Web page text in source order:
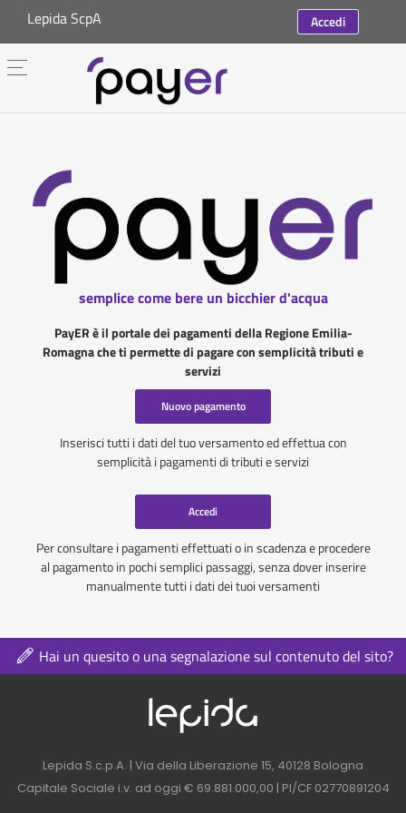
Lepida ScpA Accedi
semplice come bere un bicchier d'acqua
PayER è il portale dei pagamenti della Regione Emilia-
Romagna che ti permette di pagare con semplicità tributi e
servizi
Nuovo pagamento
Inserisci tutti i dati del tuo versamento ed effettua con
semplicità i pagamenti di tributi e servizi
Accedi
Per consultare i pagamenti effettuati o in scadenza e procedere
al pagamento in pochi semplici passaggi, senza dover inserire
manualmente tutti i dati dei tuoi versamenti
Hai un quesito o una segnalazione sul contenuto del sito?
Logo azienda nel
Contatti azienda nel footer
Lepida S.c.p.A. | Via della Liberazione 15, 40128 Bologna
Capitale Sociale i.v. ad oggi € 69.881.000,00 | PI/CF 02770891204